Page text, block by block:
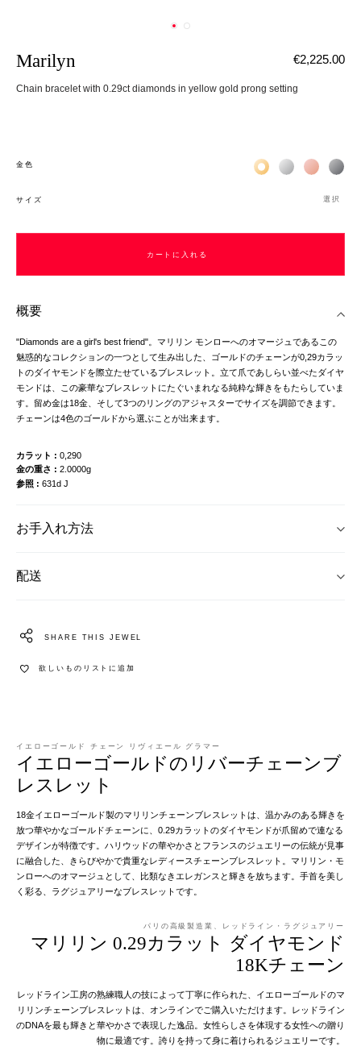
Marilyn
Chain bracelet with 0.29ct diamonds in yellow gold prong setting
€2,225.00
金色 Жёлтое золото 18К
Белое золото
Розовое
サイズ 選択
カートに入れる
概要
"Diamonds are a girl's best friend"。マリリン モンローへのオマージュであるこの
魅惑的なコレクションの一つとして生み出した、ゴールドのチェーンが0,29カラッ
トのダイヤモンドを際立たせているブレスレット。立て爪であしらい並べたダイヤ
モンドは、この豪華なブレスレットにたぐいまれなる純粋な輝きをもたらしていま
す。留め金は18金、そして3つのリングのアジャスターでサイズを調節できます。
チェーンは4色のゴールドから選ぶことが出来ます。
カラット
0,290
金の重さ
2.0000g
参照
631d J
お手入れ方法
配送
SHARE THIS JEWEL
欲しいものリストに追加
イエローゴールド チェーン リヴィエール グラマー
イエローゴールドのリバーチェーンブ
レスレット
18金イエローゴールド製のマリリンチェーンブレスレットは、温かみのある輝きを
放つ華やかなゴールドチェーンに、0.29カラットのダイヤモンドが爪留めで連なる
デザインが特徴です。ハリウッドの華やかさとフランスのジュエリーの伝統が見事
に融合した、きらびやかで貴重なレディースチェーンブレスレット。マリリン・モ
ンローへのオマージュとして、比類なきエレガンスと輝きを放ちます。手首を美し
く彩る、ラグジュアリーなブレスレットです。
パリの高級製造業、レッドライン・ラグジュアリー
マリリン 0.29カラット ダイヤモンド
18Kチェーン
レッドライン工房の熟練職人の技によって丁寧に作られた、イエローゴールドのマ
リリンチェーンブレスレットは、オンラインでご購入いただけます。レッドライン
のDNAを最も輝きと華やかさで表現した逸品。女性らしさを体現する女性への贈り
物に最適です。誇りを持って身に着けられるジュエリーです。